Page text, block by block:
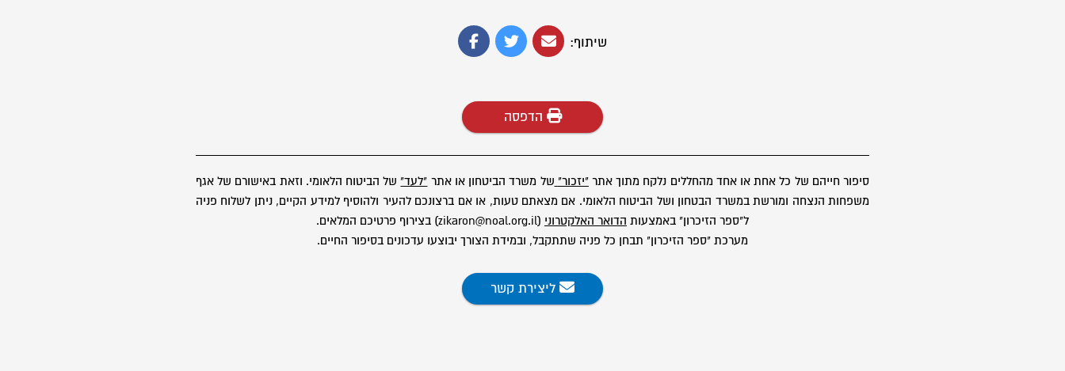
שיתוף:
הדפסה
סיפור חייהם של כל אחת או אחד מהחללים נלקח מתוך אתר"יזכור" של משרד הביטחון או אתר "לעד"של הביטוח הלאומי. וזאת באישורם של אגף
משפחות הנצחה ומורשת במשרד הבטחון ושל הביטוח הלאומי. אם מצאתם טעות, או אם ברצונכם להעיר ולהוסיף למידע הקיים, ניתן לשלוח פניה
ל"ספר הזיכרון" באמצעות הדואר האלקטרוני (zikaron@noal.org.il) בצירוף פרטיכם המלאים.
מערכת "ספר הזיכרון" תבחן כל פניה שתתקבל, ובמידת הצורך יבוצעו עדכונים בסיפור החיים.
ליצירת קשר